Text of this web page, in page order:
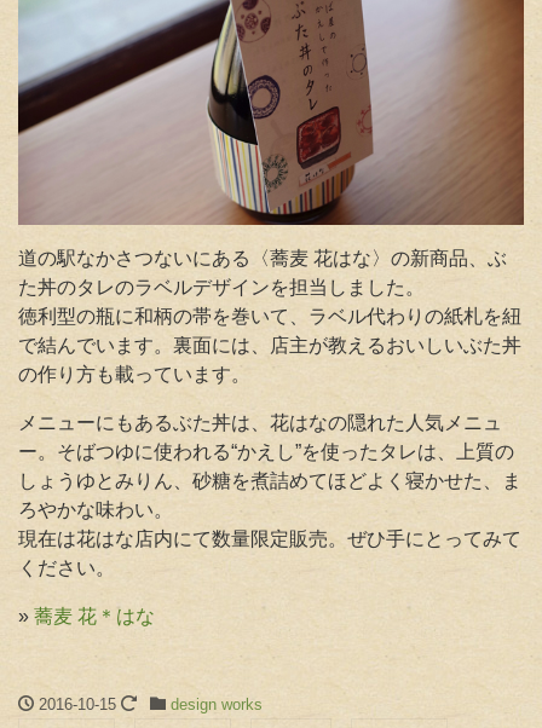
道の駅なかさつないにある〈蕎麦 花はな〉の新商品、ぶ
た丼のタレのラベルデザインを担当しました 。
徳利型の瓶に和柄の帯を巻いて、ラベル代わりの紙札を紐
で結んでいます。裏面には、店主が教えるおいしいぶた丼
の作り方も載っています。
メニューにもあるぶた丼は、花はなの隠れた人気メニュ
ー。そばつゆに使われる“かえし”を使ったタレは、上質の
しょうゆとみりん、砂糖を煮詰めてほどよく寝かせた、ま
ろやかな味わい。
現在は花はな店内にて数量限定販売。ぜひ手にとってみて
ください。
» 蕎麦 花＊はな
2016-10-15
design works